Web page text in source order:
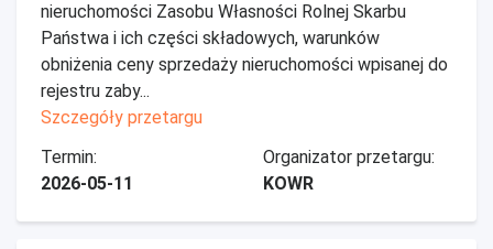
nieruchomości Zasobu Własności Rolnej Skarbu
Państwa i ich części składowych, warunków
obniżenia ceny sprzedaży nieruchomości wpisanej do
rejestru zaby...
Szczegóły przetargu
Termin:
2026-05-11
Organizator przetargu:
KOWR